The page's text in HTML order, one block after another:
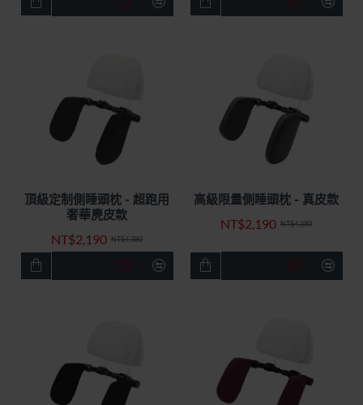
特價優惠
快速出貨
頂級定制側睡頭枕 - 超跑用
奢華麂皮款
NT$2,190 NT$4,380
特價優惠
快速出貨
-50%
高級限量側睡頭枕 - 真皮款
NT$2,190 NT$4,380